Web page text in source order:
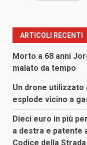
ARTICOLI RECENTI
Morto a 68 anni
malato da tempo
Un drone utilizzato
esplode vicino a
Dieci euro in più
a destra e patente
Codice della